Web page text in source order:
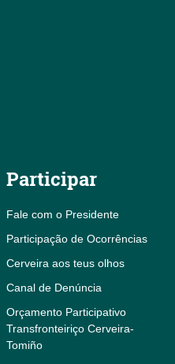
Participar
Fale com o Presidente
Participação de Ocorrências
Cerveira aos teus olhos
Canal de Denúncia
Orçamento Participativo
Transfronteiriço Cerveira-
Tomiño